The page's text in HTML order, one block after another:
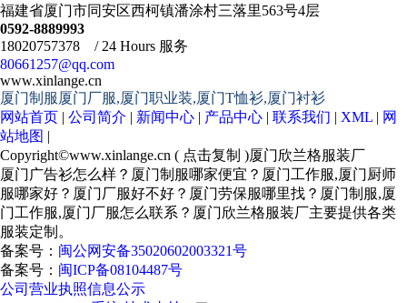
福建省厦门市同安区西柯镇潘涂村三落里563号4层
0592-8889993
18020757378 / 24 Hours 服务
80661257@qq.com
www.xinlange.cn
厦门制服厦门厂服,厦门职业装,厦门T恤衫,厦门衬衫
网站首页 | 公司简介 | 新闻中心 | 产品中心 | 联系我们 | XML | 网
站地图 |
Copyright©www.xinlange.cn ( 点击复制 )厦门欣兰格服装厂
厦门广告衫怎么样？厦门制服哪家便宜？厦门工作服,厦门厨师
服哪家好？厦门厂服好不好？厦门劳保服哪里找？厦门制服,厦
门工作服,厦门厂服怎么联系？厦门欣兰格服装厂主要提供各类
服装定制。
备案号： 闽公网安备35020602003321号
备案号： 闽ICP备08104487号
公司营业执照信息公示